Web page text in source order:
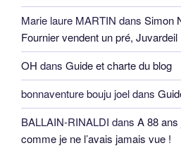
Marie laure MARTIN dans Simon
Fournier vendent un pré, Juvardeil
OH dans Guide et charte du blog
bonnaventure bouju joeldans
BALLAIN-RINALDI dans A 88
comme je ne l’avais jamais vue !